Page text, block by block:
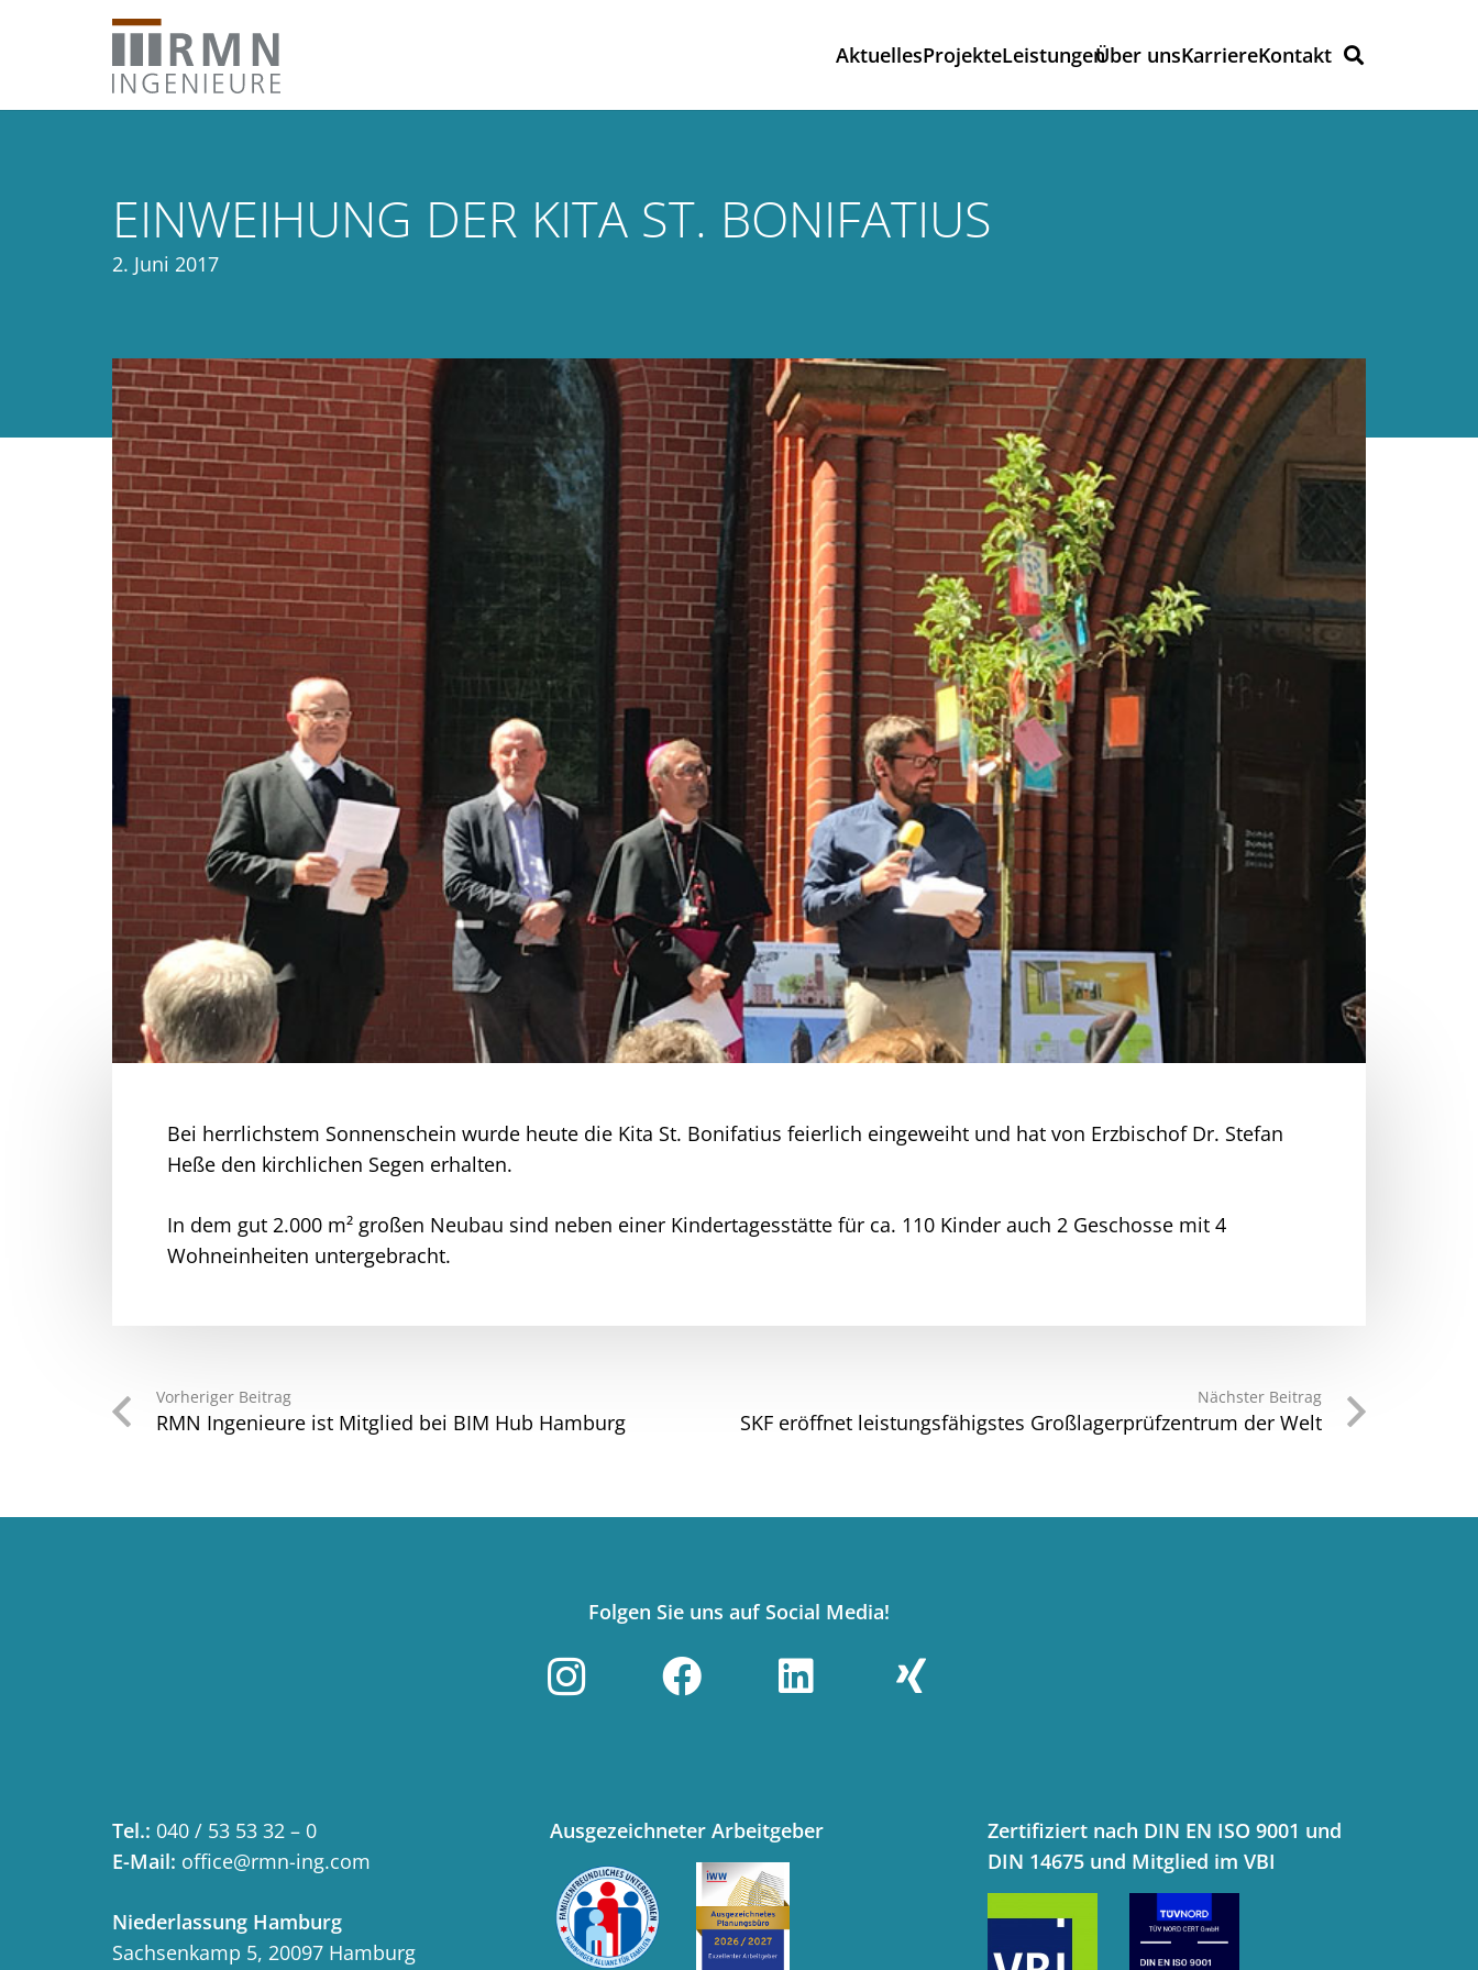
AktuellesProjekteLeistungenÜber unsKarriereKontakt
EINWEIHUNG DER KITA ST. BONIFATIUS
2. Juni 2017
Bei herrlichstem Sonnenschein wurde heute die Kita St. Bonifatius feierlich eingeweiht und hat von Erzbischof Dr. Stefan
Heße den kirchlichen Segen erhalten.
In dem gut 2.000 m² großen Neubau sind neben einer Kindertagesstätte für ca. 110 Kinder auch 2 Geschosse mit 4
Wohneinheiten untergebracht.
Vorheriger Beitrag
RMN Ingenieure ist Mitglied bei BIM Hub Hamburg
Nächster Beitrag
SKF eröffnet leistungsfähigstes Großlagerprüfzentrum der Welt
Folgen Sie uns auf Social Media!
Tel.: 040 / 53 53 32 – 0
E-Mail: office@rmn-ing.com
Niederlassung Hamburg
Sachsenkamp 5, 20097 Hamburg
Ausgezeichneter Arbeitgeber
Zertifiziert nach DIN EN ISO 9001 und
DIN 14675 und Mitglied im VBI